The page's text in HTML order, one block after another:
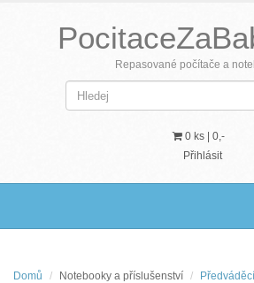
Repasované počítače a
0 ks | 0,-
Přihlásit
Domů Notebooky a příslušenství